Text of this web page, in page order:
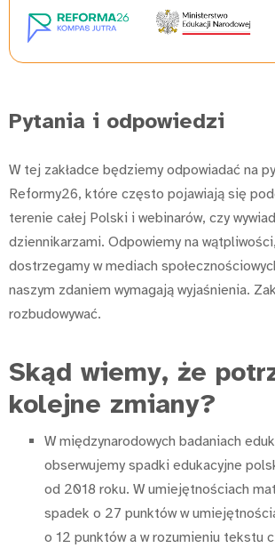
Pytania i odpowiedzi
W tej zakładce będziemy odpowiadać na
Reformy26, które często pojawiają się
terenie całej Polski i webinarów, czy
dziennikarzami. Odpowiemy na
dostrzegamy w mediach
naszym zdaniem wymagają wyjaśnienia.
rozbudowywać.
Skąd wiemy, że
kolejne zmiany?
W międzynarodowych badaniach
obserwujemy spadki edukacyjne
od 2018 roku. W umiejętnościach
spadek o 27 punktów w
o 12 punktów a w rozumieniu tekstu